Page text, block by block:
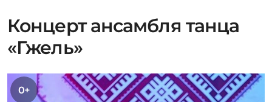
Концерт ансамбля танца
«Гжель»
0+